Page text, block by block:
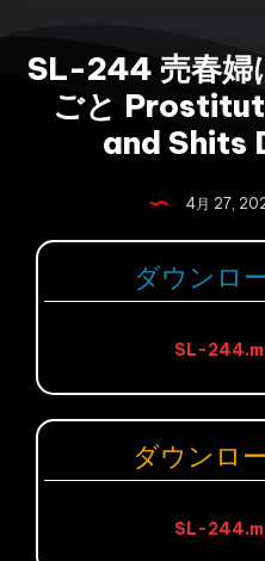
SL-244 売春婦
ごと
and Shits
4月 27,
ダウンロ
SL-
ダウンロ
SL-